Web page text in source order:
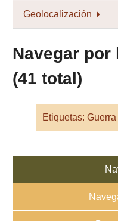
Geolocalización
Navegar por
(41 total)
Etiquetas: